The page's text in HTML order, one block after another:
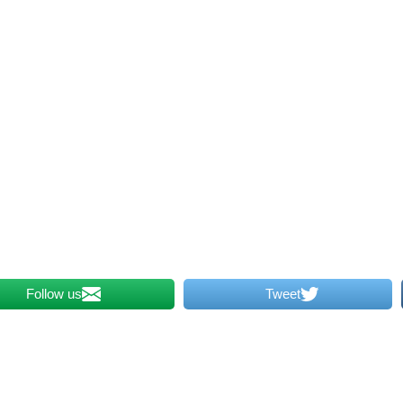
Tweet
Follow us